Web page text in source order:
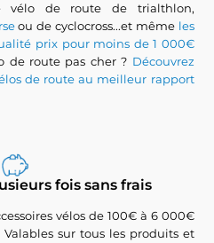
de route de trialthlon,
ou de cyclocross...et même les
prix pour moins de 1 000€
de route pas cher ? Découvrez
de route au meilleur rapport
fois sans frais
vélos de 100€ à 6 000€
sur tous les produits et